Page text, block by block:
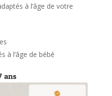
à l’âge de votre
à l’âge de bébé
ans